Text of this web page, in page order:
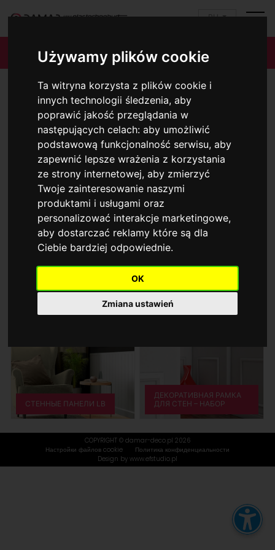
Używamy plików cookie
Ta witryna korzysta z plików cookie i
innych technologii śledzenia, aby
poprawić jakość przeglądania w
następujących celach:aby umożliwić
podstawową funkcjonalność serwisu,aby
zapewnić lepsze wrażenia z korzystania
ze strony internetowej,aby zmierzyć
Twoje zainteresowanie naszymi
produktami i usługami oraz
personalizować interakcje marketingowe,
aby dostarczać reklamy które są dla
Ciebie bardziej odpowiednie.
OK
Zmiana ustawień
RU
ДЕКОРАТИВНЫЕ ПЛАНКИ DP
ПЛИНТУСНЫЕ ПРОФИЛИ СТЕННЫЕ ПРОФИЛИ
КАРНИЗОВ
ОТДЕЛОЧНЫЕ ПРОФИЛИ
СТЕННЫЕ ПАНЕЛИ LB
ДЕКОРАТИВНАЯ РАМКА
ДЛЯ СТЕН – НАБОР
COPYRIGHT © damar-deco.pl 2026
Настройки файлов cookie
Политика конфиденциальности
Design by www.efstudio.pl
Opcje ułatwień dostępu
Wysokość linii
Odstępy w tekście
0.05 0.1
Wyrównanie tekstu